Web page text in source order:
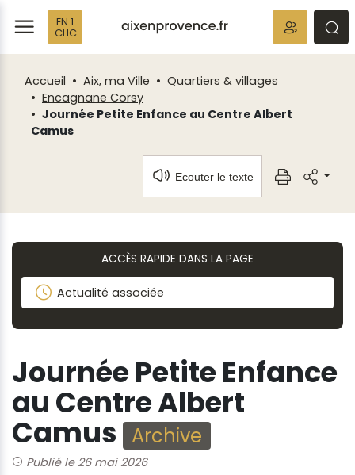
EN 1
CLIC
Accueil Aix, ma Ville
Quartiers & villages
Encagnane Corsy
Journée Petite Enfance au Centre Albert
Camus
Ecouter le texte
ACCÈS RAPIDE DANS LA PAGE
Actualité associée
Journée Petite Enfance
au Centre Albert
Camus Archive
Publié le 26 mai 2026
Fenêtre
de
chat
Panneau de gestion des cookies